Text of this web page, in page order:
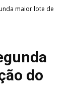
maior lote de
do